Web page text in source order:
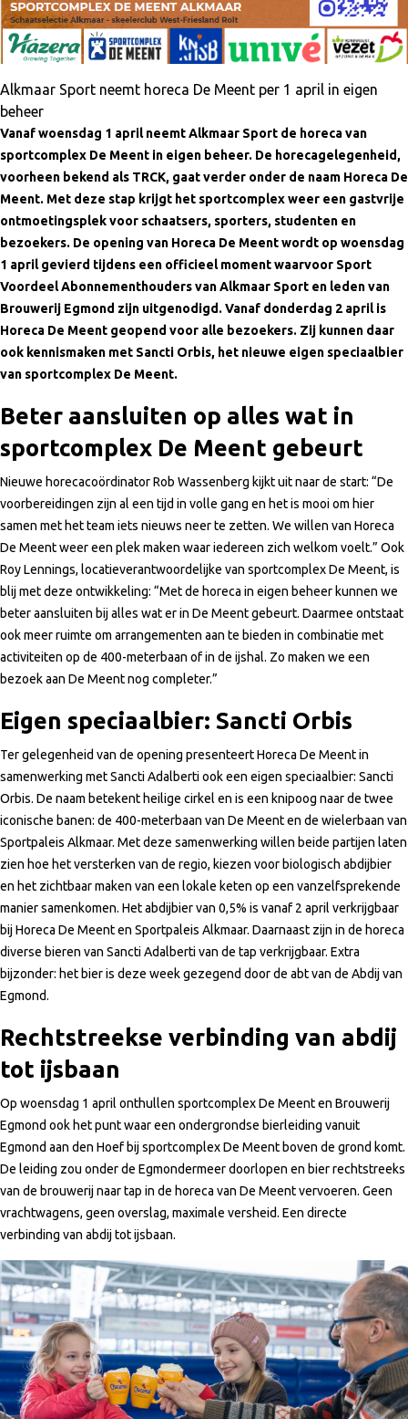
Alkmaar Sport neemt horeca De Meent per 1 april in eigen
beheer
Vanaf woensdag 1 april neemt Alkmaar Sport de horeca van
sportcomplex De Meent in eigen beheer. De horecagelegenheid,
voorheen bekend als TRCK, gaat verder onder de naam Horeca De
Meent. Met deze stap krijgt het sportcomplex weer een gastvrije
ontmoetingsplek voor schaatsers, sporters, studenten en
bezoekers. De opening van Horeca De Meent wordt op woensdag
1 april gevierd tijdens een officieel moment waarvoor Sport
Voordeel Abonnementhouders van Alkmaar Sport en leden van
Brouwerij Egmond zijn uitgenodigd. Vanaf donderdag 2 april is
Horeca De Meent geopend voor alle bezoekers. Zij kunnen daar
ook kennismaken met Sancti Orbis, het nieuwe eigen speciaalbier
van sportcomplex De Meent.
Beter aansluiten op alles wat in
sportcomplex De Meent gebeurt
Nieuwe horecacoördinator Rob Wassenberg kijkt uit naar de start: “De
voorbereidingen zijn al een tijd in volle gang en het is mooi om hier
samen met het team iets nieuws neer te zetten. We willen van Horeca
De Meent weer een plek maken waar iedereen zich welkom voelt.” Ook
Roy Lennings, locatieverantwoordelijke van sportcomplex De Meent, is
blij met deze ontwikkeling: “Met de horeca in eigen beheer kunnen we
beter aansluiten bij alles wat er in De Meent gebeurt. Daarmee ontstaat
ook meer ruimte om arrangementen aan te bieden in combinatie met
activiteiten op de 400-meterbaan of in de ijshal. Zo maken we een
bezoek aan De Meent nog completer.”
Eigen speciaalbier: Sancti Orbis
Ter gelegenheid van de opening presenteert Horeca De Meent in
samenwerking met Sancti Adalberti ook een eigen speciaalbier: Sancti
Orbis. De naam betekent heilige cirkel en is een knipoog naar de twee
iconische banen: de 400-meterbaan van De Meent en de wielerbaan van
Sportpaleis Alkmaar. Met deze samenwerking willen beide partijen laten
zien hoe het versterken van de regio, kiezen voor biologisch abdijbier
en het zichtbaar maken van een lokale keten op een vanzelfsprekende
manier samenkomen. Het abdijbier van 0,5% is vanaf 2 april verkrijgbaar
bij Horeca De Meent en Sportpaleis Alkmaar. Daarnaast zijn in de horeca
diverse bieren van Sancti Adalberti van de tap verkrijgbaar. Extra
bijzonder: het bier is deze week gezegend door de abt van de Abdij van
Egmond.
Rechtstreekse verbinding van abdij
tot ijsbaan
Op woensdag 1 april onthullen sportcomplex De Meent en Brouwerij
Egmond ook het punt waar een ondergrondse bierleiding vanuit
Egmond aan den Hoef bij sportcomplex De Meent boven de grond komt.
De leiding zou onder de Egmondermeer doorlopen en bier rechtstreeks
van de brouwerij naar tap in de horeca van De Meent vervoeren. Geen
vrachtwagens, geen overslag, maximale versheid. Een directe
verbinding van abdij tot ijsbaan.